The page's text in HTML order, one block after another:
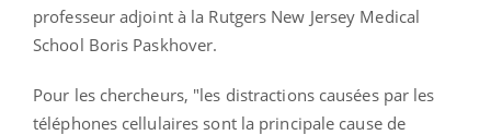
professeur adjoint à la Rutgers New Jersey Medical
School Boris Paskhover.
Pour les chercheurs, "les distractions causées par les
téléphones cellulaires sont la principale cause de